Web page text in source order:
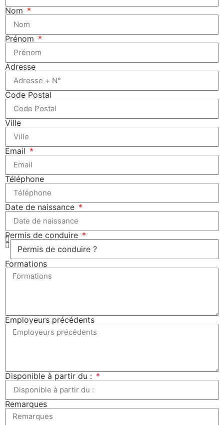
Nom
Prénom
Adresse
Code Postal
Ville
Email
Téléphone
Date de naissance
Permis de conduire
Formations
Employeurs précédents
Disponible à partir du :
Remarques